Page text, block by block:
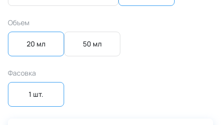
Объем
20 мл 50 мл
Фасовка
1 шт.